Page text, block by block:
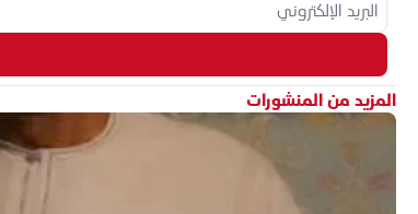
المزيد من المنشورات